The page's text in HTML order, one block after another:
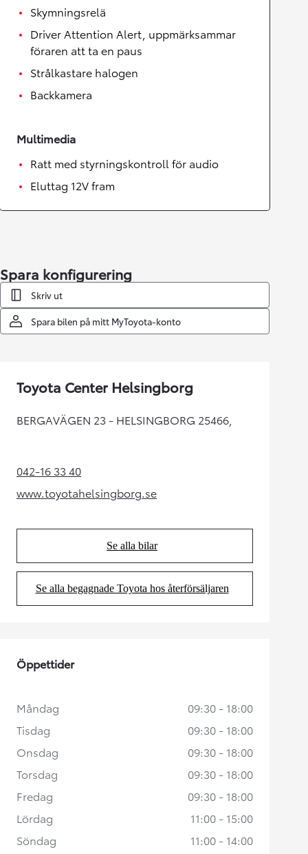
Skymningsrelä
Driver Attention Alert, uppmärksammar
föraren att ta en paus
Strålkastare halogen
Backkamera
Multimedia
Ratt med styrningskontroll för audio
Eluttag 12V fram
Spara konfigurering
Skriv ut
Spara bilen på mitt MyToyota-konto
Toyota Center Helsingborg
BERGAVÄGEN 23 - HELSINGBORG 25466,
042-16 33 40(Opens in new tab)
www.toyotahelsingborg.se
(Opens in new tab)
Se alla bilar
(Opens in new tab)
Se alla begagnade Toyota hos återförsäljaren
(Opens in new tab)
Öppettider
Måndag
09:30 - 18:00
Tisdag
09:30 - 18:00
Onsdag
09:30 - 18:00
Torsdag
09:30 - 18:00
Fredag
09:30 - 18:00
Lördag
11:00 - 15:00
Söndag
11:00 - 14:00